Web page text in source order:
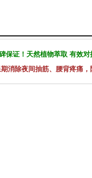
保证！天然植物萃取 有效对
消除夜间抽筋、腰背疼痛